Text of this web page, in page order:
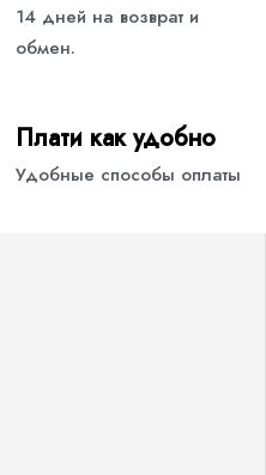
14 дней на возврат и
обмен.
Плати как удобно
Удобные способы оплаты